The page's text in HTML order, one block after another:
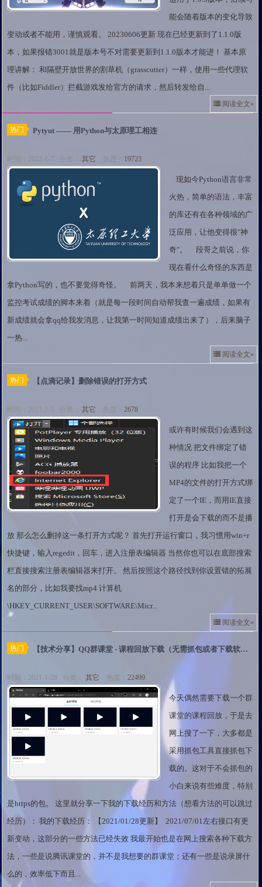
能会随着版本的变化导致
变动或者不能用，谨慎观看。 20230606更新 现在已经更新到了1.1.0版
本，如果报错3001就是版本号不对需要更新到1.1.0版本才能进！ 基本原
理讲解： 和隔壁开放世界的割草机（grasscutter）一样，使用一些代理软
件（比如Fiddler）拦截游戏发给官方的请求，然后转发给自...
阅读全文»
热门 Pytyut —— 用Python与太原理工相连
时间：2022-1-7 分类： 其它 热度： 19723
现如今Python语言非常
火热，简单的语法，丰富
的库还有在各种领域的广
泛应用，让他变得很"神
奇"。 段哥之前说，你
现在看什么奇怪的东西是
拿Python写的，也不要觉得奇怪。 前两天，我本来想着只是单单做一个
监控考试成绩的脚本来着（就是每一段时间自动帮我查一遍成绩，如果有
新成绩就会拿qq给我发消息，让我第一时间知道成绩出来了），后来脑子
一热...
阅读全文»
热门 【点滴记录】删除错误的打开方式
时间：2021-2-5 分类： 其它 热度： 2678
或许有时候我们会遇到这
种情况 把文件绑定了错
误的程序 比如我把一个
MP4的文件的打开方式绑
定了一个IE，而用IE直接
打开是会下载的而不是播
放 那么怎么删掉这一条打开方式呢？ 首先打开运行窗口，我习惯用win+r
快捷键，输入regedit，回车，进入注册表编辑器 当然你也可以在底部搜索
栏直接搜索注册表编辑器来打开。 然后按照这个路径找到你设置错的拓展
名的部分，比如我要找mp4 计算机
\HKEY_CURRENT_USER\SOFTWARE\Micr...
阅读全文»
热门 【技术分享】QQ群课堂 - 课程回放下载（无需抓包或者下载软件）
时间：2021-1-28 分类： 其它 热度： 22499
今天偶然需要下载一个群
课堂的课程回放，于是去
网上搜了一下，大多都是
采用抓包工具直接抓包下
载的。这对于不会抓包的
小白来说有些难度，特别
是https的包。 这里就分享一下我的下载经历和方法（想看方法的可以跳过
经历）： 我的下载经历： 【2021/01/28更新】 2021/07/01左右接口有更
新变动，这部分的一些方法已经失效 我最开始也是在网上搜索各种下载方
法，一些是说腾讯课堂的，并不是我想要的群课堂；还有一些是说录屏什
么的，效率低下而且...